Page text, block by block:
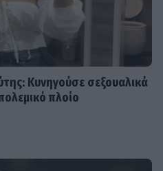
Κυνηγούσε σεξουαλικά
πλοίο